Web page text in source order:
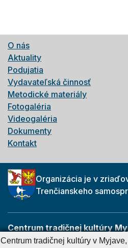
O nás
Aktuality
Podujatia
Vydavateľská činnosť
Metodické materiály
Fotogaléria
Videogaléria
Dokumenty
Kontakt
Organizácia je v
Trenčianskeho
Centrum tradičnej kultúry
Partizánska 290/17
Centrum tradičnej kultúry v